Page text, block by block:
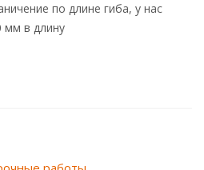
по длине гиба, у нас
мм в длину